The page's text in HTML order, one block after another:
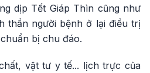
dịp Tết Giáp Thìn cũng như
thần người bệnh ở lại điều trị
bị chu đáo.
vật tư y tế... lịch trực của